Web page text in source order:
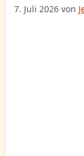
7. Juli 2026 von